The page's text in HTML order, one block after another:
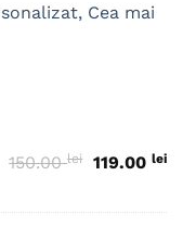
Cea mai
Cea mai buna
150.00lei Prețul
119.00 lei